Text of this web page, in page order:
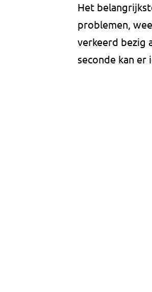
Het
problemen,
verkeerd bezig
seconde kan